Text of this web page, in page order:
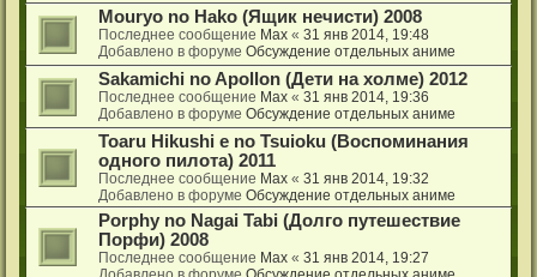
Mouryo no Hako (Ящик нечисти) 2008
Последнее сообщение Max « 31 янв 2014, 19:48
Добавлено в форуме Обсуждение отдельных аниме
Sakamichi no Apollon (Дети на холме) 2012
Последнее сообщение Max « 31 янв 2014, 19:36
Добавлено в форуме Обсуждение отдельных аниме
Toaru Hikushi e no Tsuioku (Воспоминания
одного пилота) 2011
Последнее сообщение Max « 31 янв 2014, 19:32
Добавлено в форуме Обсуждение отдельных аниме
Porphy no Nagai Tabi (Долго путешествие
Порфи) 2008
Последнее сообщение Max « 31 янв 2014, 19:27